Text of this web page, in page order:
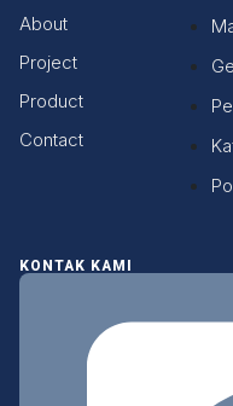
About
Project
Product
Contact
KONTAK KAMI